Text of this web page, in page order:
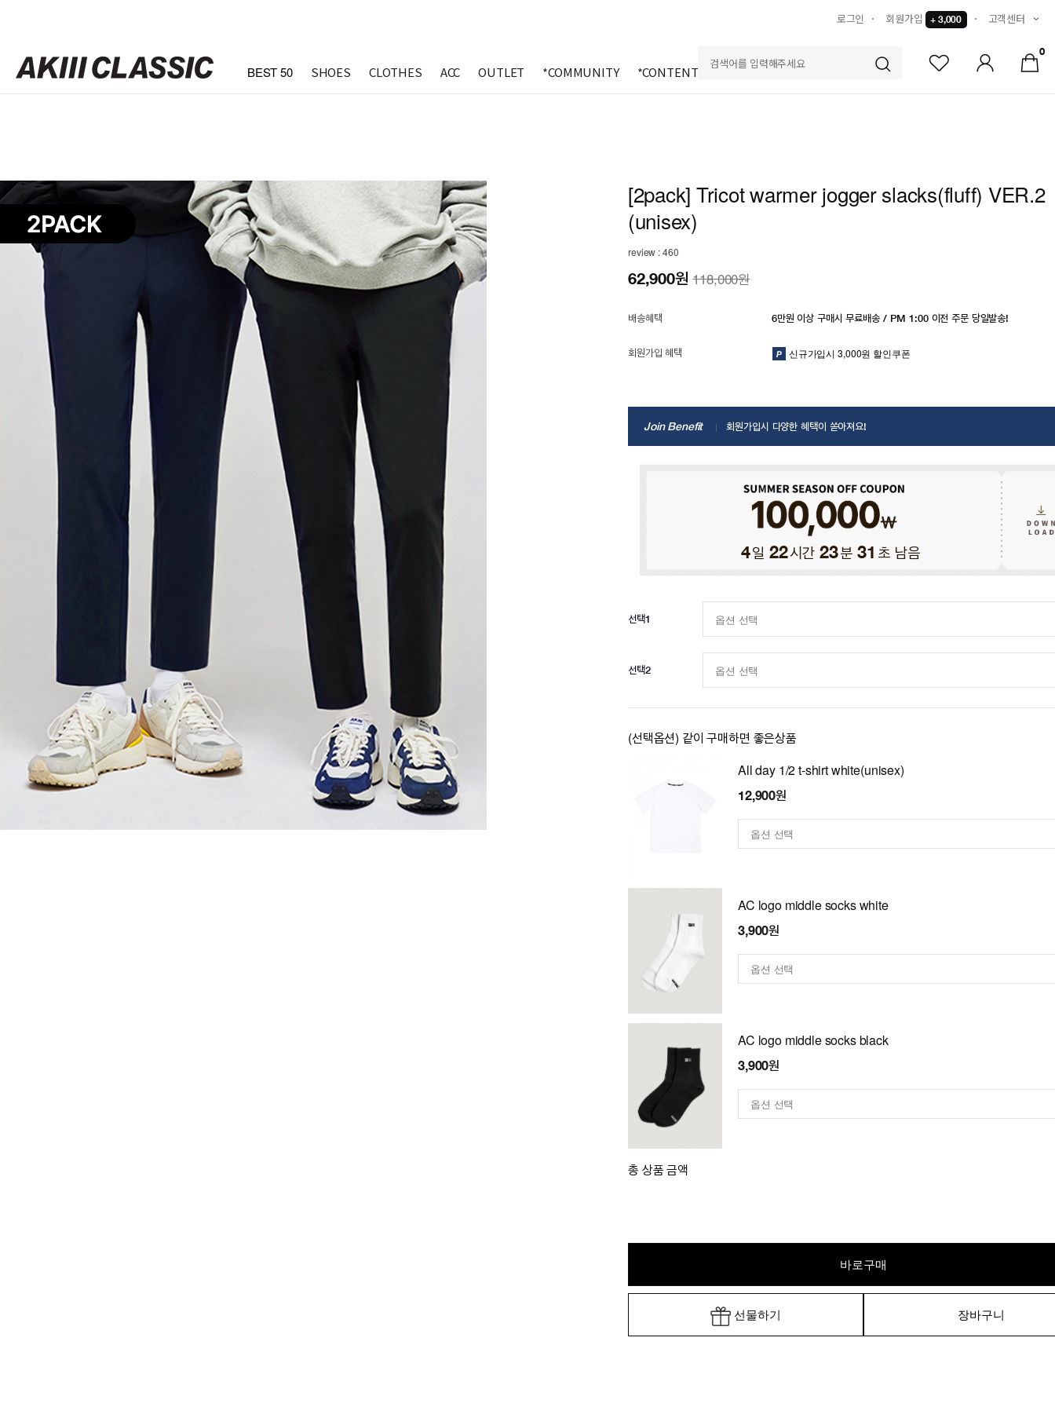
로그인 회원가입 + 3,000 고객센터
BEST 50 SHOES CLOTHES ACC OUTLET *COMMUNITY *CONTENTS
0
[2pack] Tricot warmer jogger slacks(fluff) VER.2
(unisex)
review : 460
62,900원118,000원
배송혜택 6만원 이상 구매시 무료배송 / PM 1:00 이전 주문 당일발송!
회원가입 혜택 신규가입시 3,000원 할인쿠폰
Join Benefit 회원가입시 다양한 혜택이 쏟아져요!
4일 22시간 23분 30 초 남음
선택1
선택2
(선택옵션) 같이 구매하면 좋은상품
All day 1/2 t-shirt white(unisex)
12,900원
AC logo middle socks white
3,900원
AC logo middle socks black
3,900원
총 상품 금액
바로구매
선물하기 장바구니